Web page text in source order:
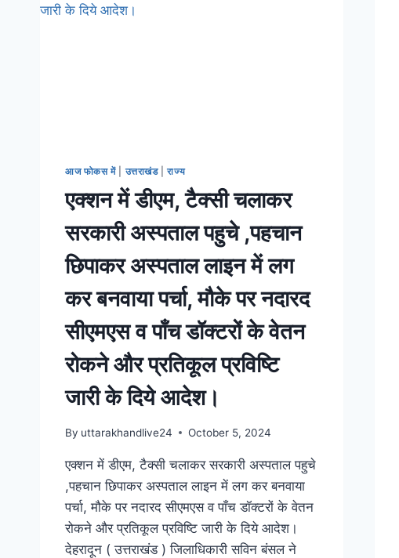
आज फोकस में| उत्तराखंड|राज्य
एक्शन में डीएम, टैक्सी चलाकर
सरकारी अस्पताल पहुचे ,पहचान
छिपाकर अस्पताल लाइन में लग
कर बनवाया पर्चा, मौके पर नदारद
सीएमएस व पाँच डॉक्टरों के वेतन
रोकने और प्रतिकूल प्रविष्टि
जारी के दिये आदेश।
By uttarakhandlive24 October 5, 2024
एक्शन में डीएम, टैक्सी चलाकर सरकारी अस्पताल पहुचे
,पहचान छिपाकर अस्पताल लाइन में लग कर बनवाया
पर्चा, मौके पर नदारद सीएमएस व पाँच डॉक्टरों के वेतन
रोकने और प्रतिकूल प्रविष्टि जारी के दिये आदेश।
देहरादून ( उत्तराखंड ) जिलाधिकारी सविन बंसल ने